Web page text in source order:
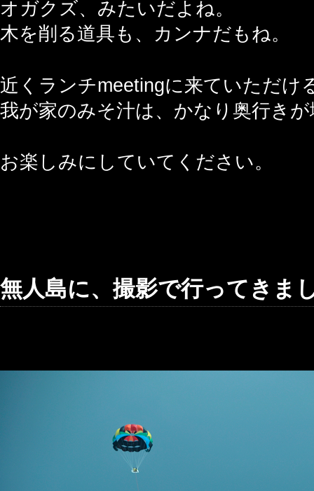
オガクズ、みたいだよね。
木を削る道具も、カンナだもね。
近くランチmeetingに来ていただけ
我が家のみそ汁は、かなり奥行き
お楽しみにしていてください。
無人島に、撮影で行ってきま